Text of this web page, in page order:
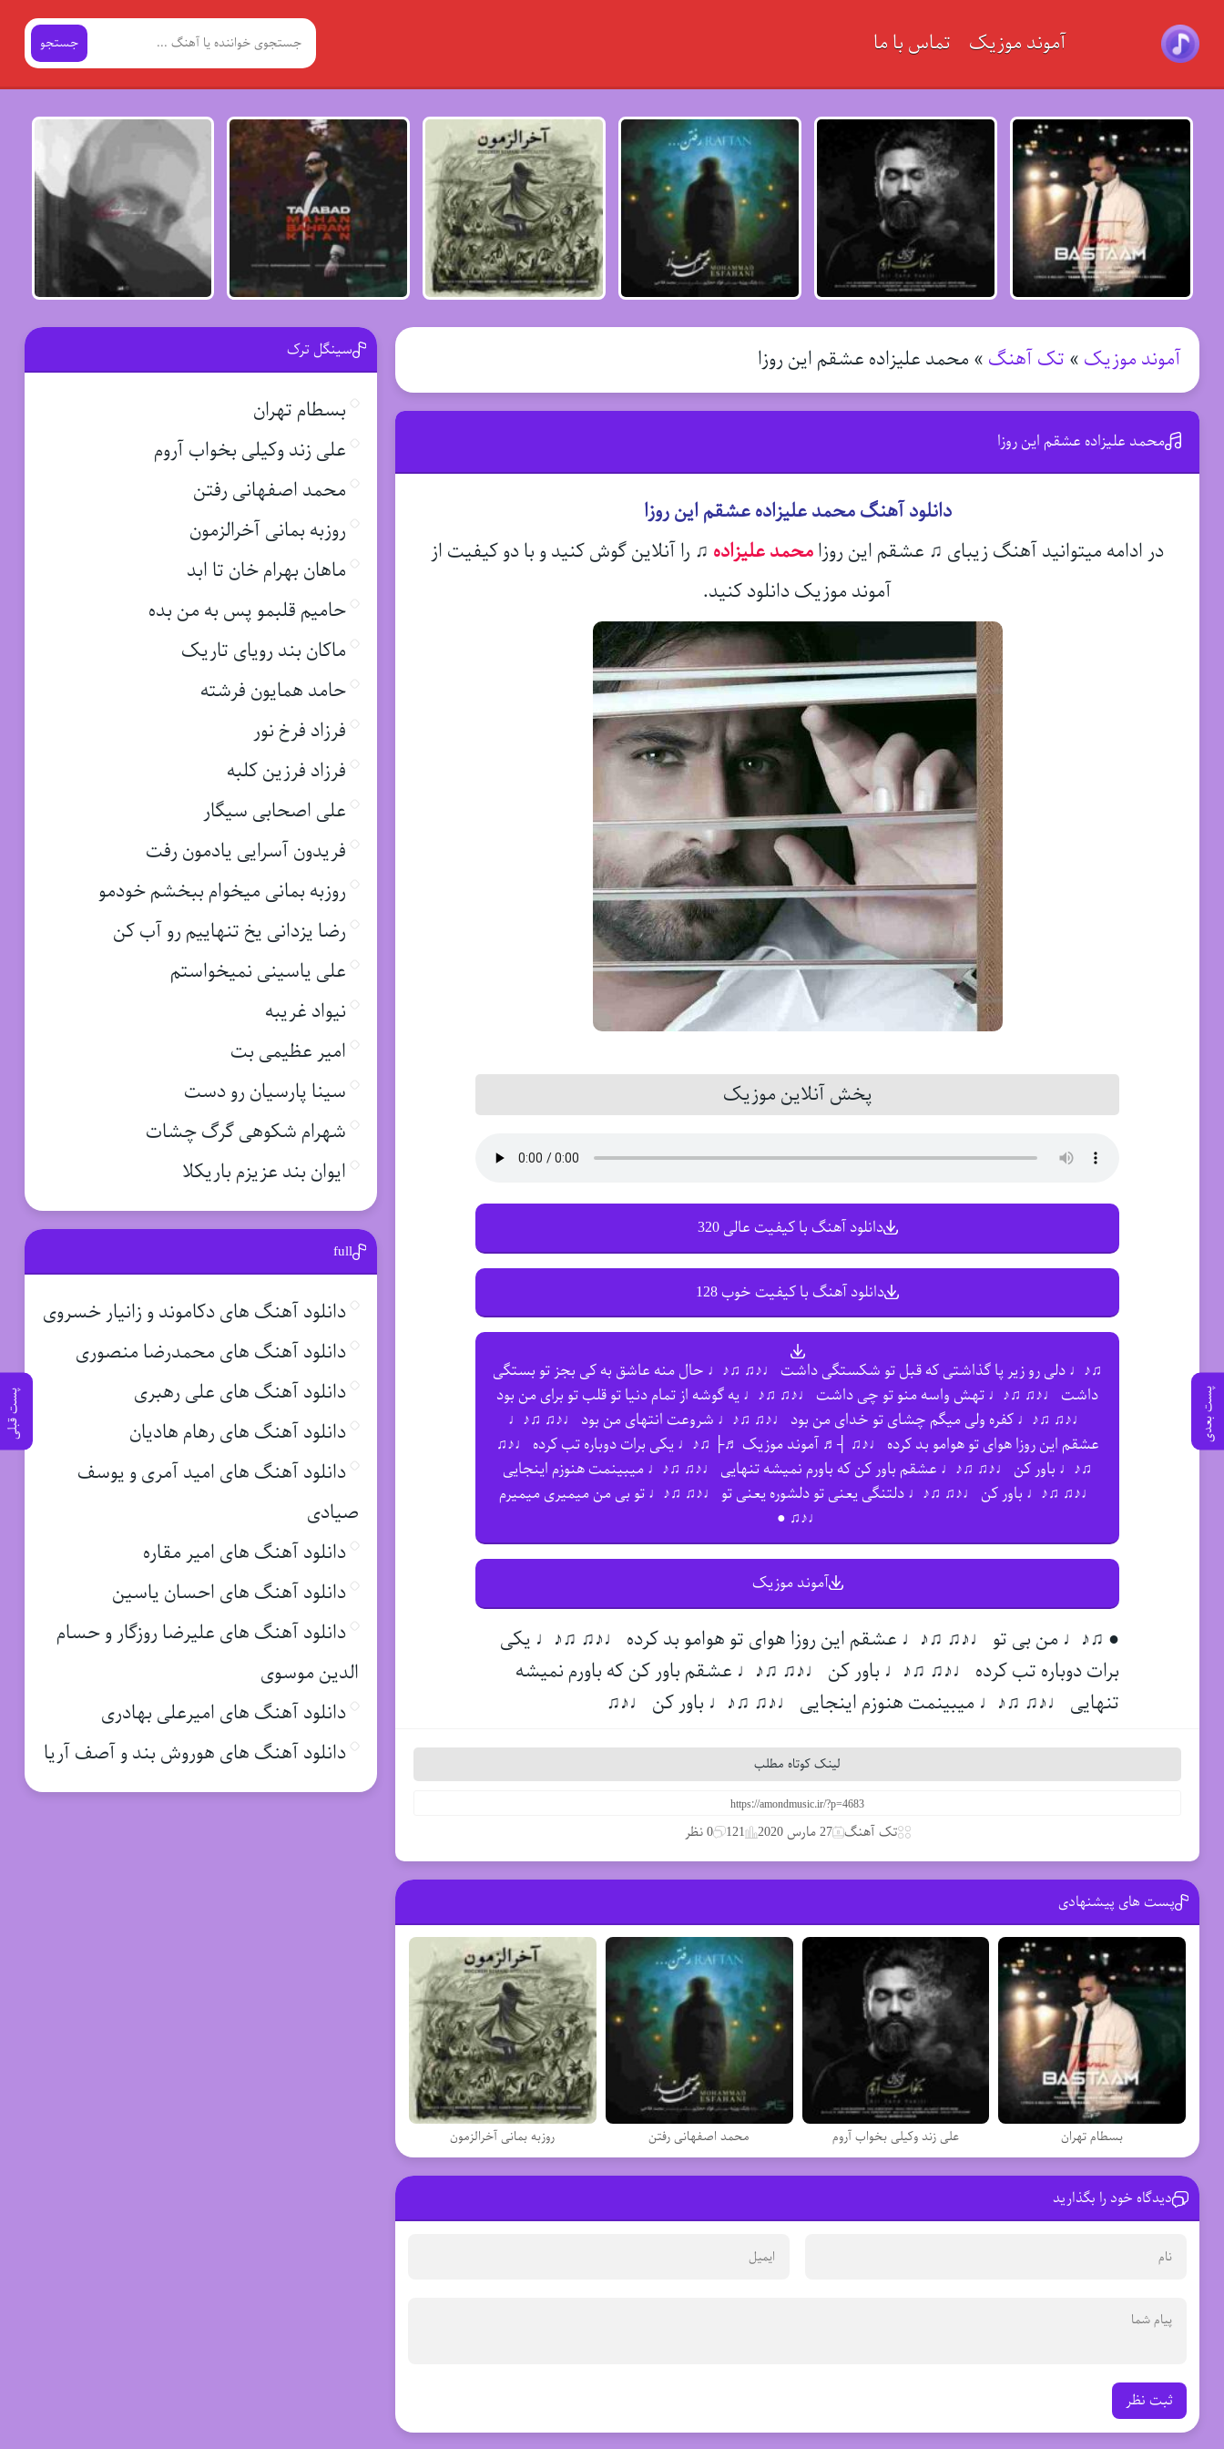
آموند موزیک تماس با ما جستجو
آموند موزیک » تک آهنگ » محمد علیزاده عشقم این روزا
پست بعدی پست قبلی
محمد علیزاده عشقم این روزا
دانلود آهنگ محمد علیزاده عشقم این روزا
در ادامه میتوانید آهنگ زیبای ♫ عشقم این روزامحمد علیزاده ♫ را آنلاین گوش کنید و با دو کیفیت از
آموند موزیک دانلود کنید.
پخش آنلاین موزیک
دانلود آهنگ با کیفیت عالی 320
دانلود آهنگ با کیفیت خوب 128
♫♪♩ دلی رو زیر پا گذاشتی که قبل تو شکستگی داشت ♩♪♫ ♫♪♩ حال منه عاشق به کی بجز تو بستگی
داشت ♩♪♫ ♫♪♩ تهش واسه منو تو چی داشت ♩♪♫ ♫♪♩ یه گوشه از تمام دنیا تو قلب تو برای من بود
♩♪♫ ♫♪♩ کفره ولی میگم چشای تو خدای من بود ♩♪♫ ♫♪♩ شروعت انتهای من بود ♩♪♫ ♫♪♩
عشقم این روزا هوای تو هوامو بد کرده ♩♪♫ ┤♬ آموند موزیک ♬├ ♫♪♩ یکی برات دوباره تب کرده ♩♪♫
♫♪♩ باور کن ♩♪♫ ♫♪♩ عشقم باور کن که باورم نمیشه تنهایی ♩♪♫ ♫♪♩ میبینمت هنوزم اینجایی
♩♪♫ ♫♪♩ باور کن ♩♪♫ ♫♪♩ دلتنگی یعنی تو دلشوره یعنی تو ♩♪♫ ♫♪♩ تو بی من میمیری میمیرم
♩♪♫ ●
آموند موزیک
● ♫♪♩ من بی تو ♩♪♫ ♫♪♩ عشقم این روزا هوای تو هوامو بد کرده ♩♪♫ ♫♪♩ یکی
برات دوباره تب کرده ♩♪♫ ♫♪♩ باور کن ♩♪♫ ♫♪♩ عشقم باور کن که باورم نمیشه
تنهایی ♩♪♫ ♫♪♩ میبینمت هنوزم اینجایی ♩♪♫ ♫♪♩ باور کن ♩♪♫
لینک کوتاه مطلب
تک آهنگ 27 مارس 2020 121 0 نظر
پست های پیشنهادی
بسطام تهران علی زند وکیلی بخواب آروم محمد اصفهانی رفتن روزبه بمانی آخرالزمون
دیدگاه خود را بگذارید
ثبت نظر
سینگل ترک
بسطام تهران
علی زند وکیلی بخواب آروم
محمد اصفهانی رفتن
روزبه بمانی آخرالزمون
ماهان بهرام خان تا ابد
حامیم قلبمو پس به من بده
ماکان بند رویای تاریک
حامد همایون فرشته
فرزاد فرخ نور
فرزاد فرزین کلبه
علی اصحابی سیگار
فریدون آسرایی یادمون رفت
روزبه بمانی میخوام ببخشم خودمو
رضا یزدانی یخ تنهاییم رو آب کن
علی یاسینی نمیخواستم
نیواد غریبه
امیر عظیمی بت
سینا پارسیان رو دست
شهرام شکوهی گرگ چشات
ایوان بند عزیزم باریکلا
full
دانلود آهنگ های دکاموند و زانیار خسروی
دانلود آهنگ های محمدرضا منصوری
دانلود آهنگ های علی رهبری
دانلود آهنگ های رهام هادیان
دانلود آهنگ های امید آمری و یوسف
صیادی
دانلود آهنگ های امیر مقاره
دانلود آهنگ های احسان یاسین
دانلود آهنگ های علیرضا روزگار و حسام
الدین موسوی
دانلود آهنگ های امیرعلی بهادری
دانلود آهنگ های هوروش بند و آصف آریا